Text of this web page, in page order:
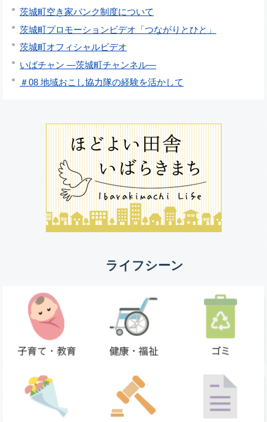
茨城町空き家バンク制度について
茨城町プロモーションビデオ「つながりとひと」
茨城町オフィシャルビデオ
いばチャン ―茨城町チャンネル―
＃08 地域おこし協力隊の経験を活かして
ライフシーン